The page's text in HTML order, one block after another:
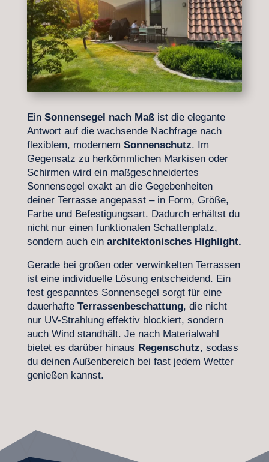
Ein Sonnensegel nach Maßist die elegante
Antwort auf die wachsende Nachfrage nach
flexiblem, modernem Sonnenschutz. Im
Gegensatz zu herkömmlichen Markisen oder
Schirmen wird ein maßgeschneidertes
Sonnensegel exakt an die Gegebenheiten
deiner Terrasse angepasst – in Form, Größe,
Farbe und Befestigungsart. Dadurch erhältst du
nicht nur einen funktionalen Schattenplatz,
sondern auch ein architektonisches Highlight.
Gerade bei großen oder verwinkelten Terrassen
ist eine individuelle Lösung entscheidend. Ein
fest gespanntes Sonnensegel sorgt für eine
dauerhafte Terrassenbeschattung, die nicht
nur UV-Strahlung effektiv blockiert, sondern
auch Wind standhält. Je nach Materialwahl
bietet es darüber hinaus Regenschutz, sodass
du deinen Außenbereich bei fast jedem Wetter
genießen kannst.